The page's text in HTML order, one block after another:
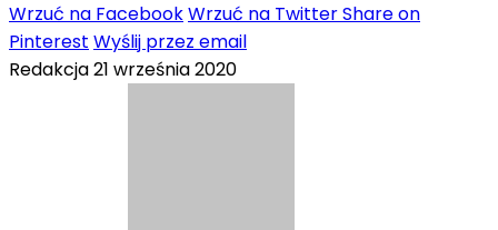
Wrzuć na FacebookWrzuć na TwitterShare on
Pinterest Wyślij przez email
Redakcja21 września 2020